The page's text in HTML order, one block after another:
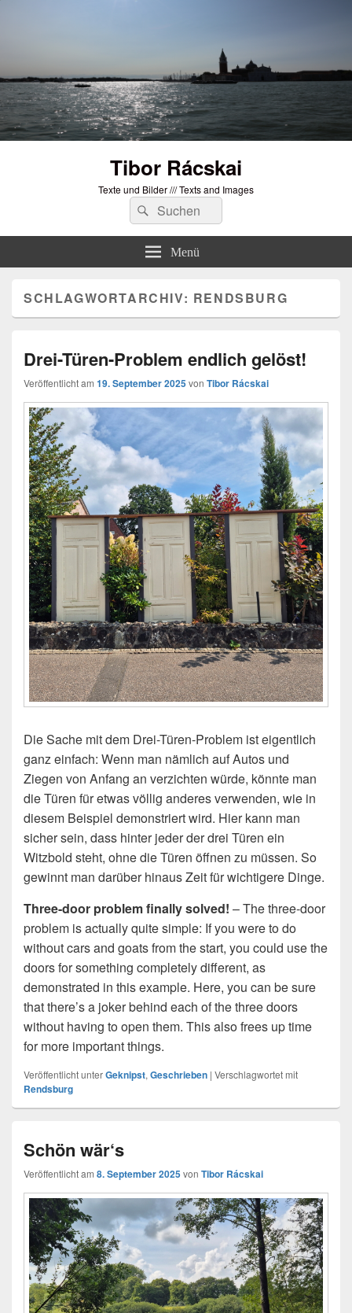
Tibor Rácskai
Texte und Bilder /// Texts and Images
Suchen
nach:
Suchen
Menü
SCHLAGWORTARCHIV: RENDSBURG
Drei-Türen-Problem endlich gelöst!
Veröffentlicht am 19. September 2025von Tibor Rácskai
Die Sache mit dem Drei-Türen-Problem ist eigentlich
ganz einfach: Wenn man nämlich auf Autos und
Ziegen von Anfang an verzichten würde, könnte man
die Türen für etwas völlig anderes verwenden, wie in
diesem Beispiel demonstriert wird. Hier kann man
sicher sein, dass hinter jeder der drei Türen ein
Witzbold steht, ohne die Türen öffnen zu müssen. So
gewinnt man darüber hinaus Zeit für wichtigere Dinge.
Three-door problem finally solved! – The three-door
problem is actually quite simple: If you were to do
without cars and goats from the start, you could use the
doors for something completely different, as
demonstrated in this example. Here, you can be sure
that there’s a joker behind each of the three doors
without having to open them. This also frees up time
for more important things.
Veröffentlicht unterGeknipst, Geschrieben | Verschlagwortet mit
Rendsburg
Schön wär‘s
Veröffentlicht am 8. September 2025von Tibor Rácskai